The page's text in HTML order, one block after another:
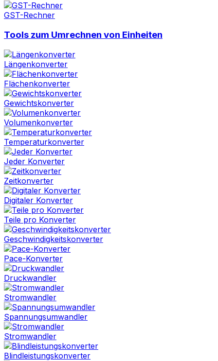
GST-Rechner
Tools zum Umrechnen von Einheiten
Längenkonverter
Flächenkonverter
Gewichtskonverter
Volumenkonverter
Temperaturkonverter
Jeder Konverter
Zeitkonverter
Digitaler Konverter
Teile pro Konverter
Geschwindigkeitskonverter
Pace-Konverter
Druckwandler
Stromwandler
Spannungsumwandler
Stromwandler
Blindleistungskonverter